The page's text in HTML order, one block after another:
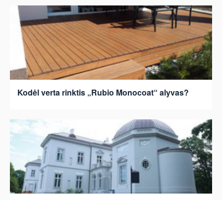
Kodėl verta rinktis „Rubio Monocoat“ alyvas?